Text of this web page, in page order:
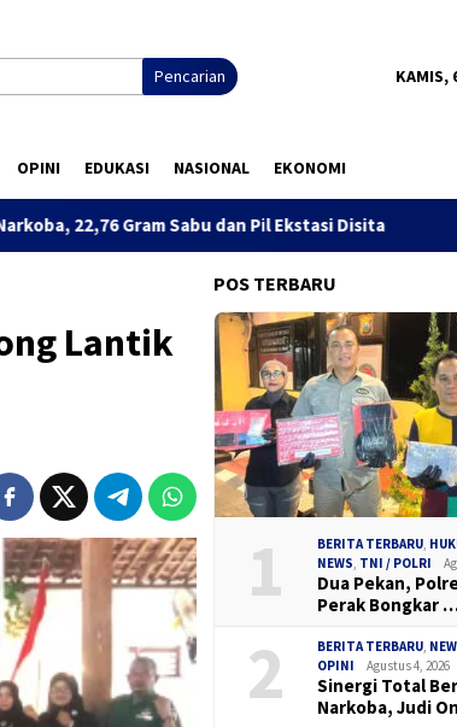
Pencarian KAMIS,
OPINI EDUKASI NASIONAL EKONOMI
dan Pil Ekstasi Disita Sinergi Total
Lantik
POS TERBARU
1 BERITA TERBARU
NEWS TNI / POLRI
Dua Pekan,
Perak Bongkar
2 BERITA TERBARU
OPINI
Agustus 4, 2026
Sinergi Total
Narkoba, Judi